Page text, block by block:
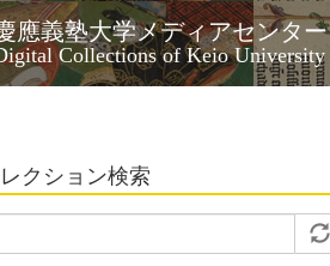
應義塾大学メディアセンタ
Collections of Keio University
クション検索